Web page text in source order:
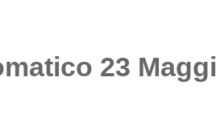
23